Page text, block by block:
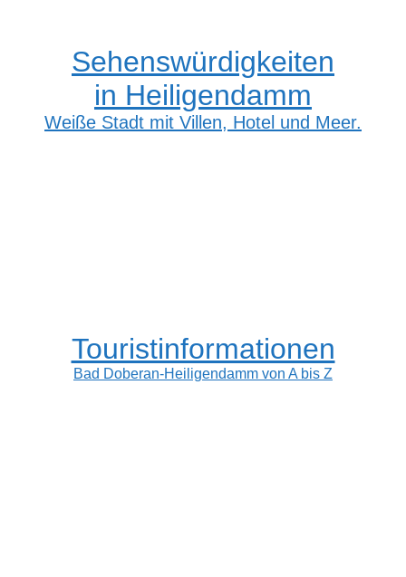
Sehenswürdigkeiten
in Heiligendamm
Weiße Stadt mit Villen, Hotel und Meer.
Touristinformationen
Bad Doberan-Heiligendamm von A bis Z